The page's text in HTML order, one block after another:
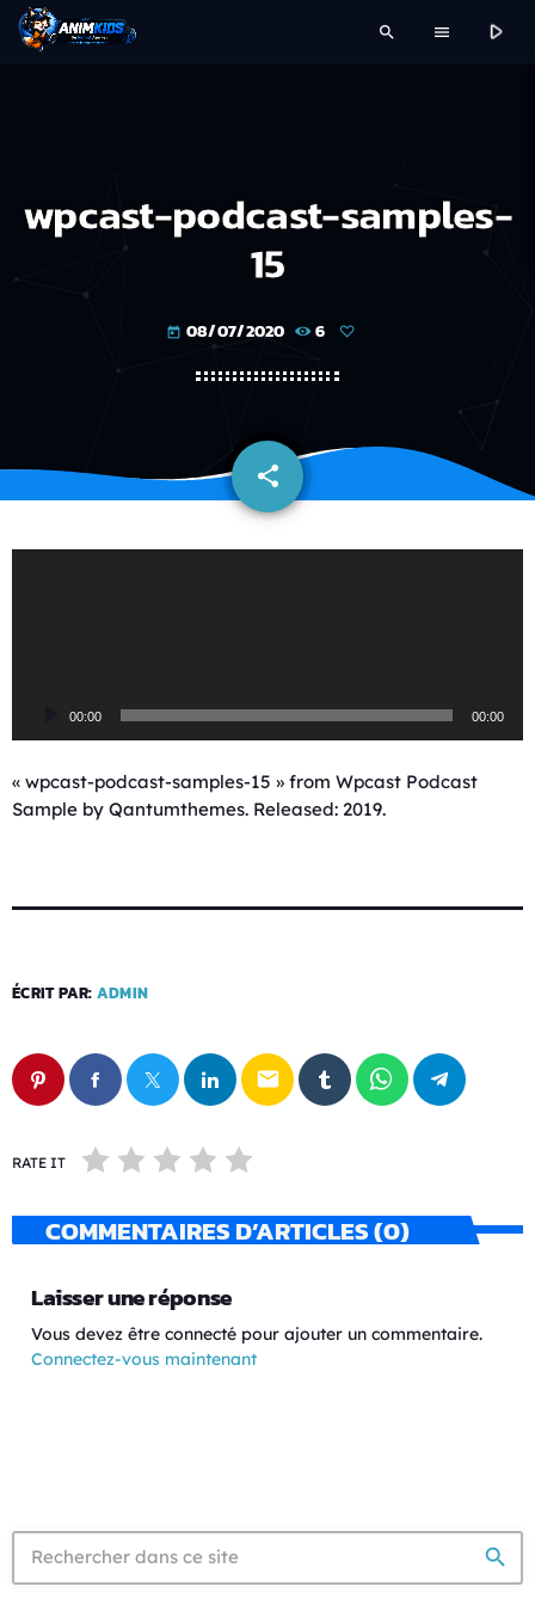
search menu play_arrow
wpcast-podcast-samples-
15
today 08/07/2020 6
share
email
u
d
00:00 00:00
« wpcast-podcast-samples-15 » from Wpcast Podcast
Sample by Qantumthemes. Released: 2019.
ÉCRIT PAR: ADMIN
email
RATE IT
COMMENTAIRES D’ARTICLES (0)
Laisser une réponse
Vous devez être connecté pour ajouter un commentaire.
Connectez-vous maintenant
search